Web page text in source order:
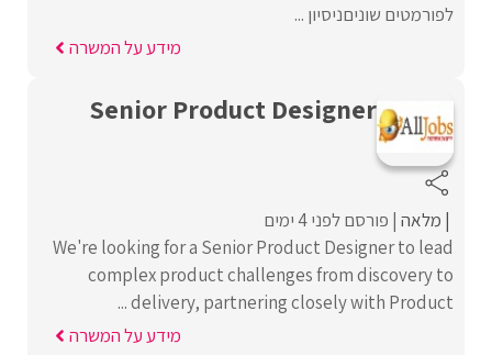
לפורמטים שוניםניסיון ...
מידע על המשרה
Senior Product Designer
מלאה פורסם לפני 4 ימים
We're looking for a Senior Product Designer to lead
complex product challenges from discovery to
delivery, partnering closely with Product ...
מידע על המשרה